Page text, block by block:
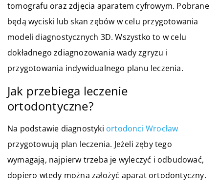
tomografu oraz zdjęcia aparatem cyfrowym. Pobrane
będą wyciski lub skan zębów w celu przygotowania
modeli diagnostycznych 3D. Wszystko to w celu
dokładnego zdiagnozowania wady zgryzu i
przygotowania indywidualnego planu leczenia.
Jak przebiega leczenie
ortodontyczne?
Na podstawie diagnostyki ortodonci Wrocław
przygotowują plan leczenia. Jeżeli zęby tego
wymagają, najpierw trzeba je wyleczyć i odbudować,
dopiero wtedy można założyć aparat ortodontyczny.